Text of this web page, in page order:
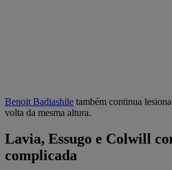
Benoit Badiashile também continua
volta da mesma altura.
Lavia, Essugo e Colwill
complicada